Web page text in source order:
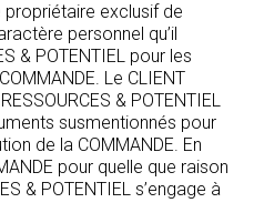
propriétaire exclusif de
personnel qu’il
& POTENTIEL pour les
Le CLIENT
& POTENTIEL
susmentionnés pour
de la COMMANDE. En
pour quelle que raison
& POTENTIEL s’engage à